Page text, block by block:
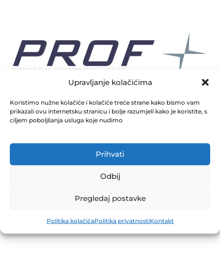
Upravljanje kolačićima
Koristimo nužne kolačiće i kolačiće treće strane kako bismo vam
prikazali ovu internetsku stranicu i bolje razumjeli kako je koristite, s
ciljem poboljšanja usluga koje nudimo
Prihvati
Odbij
Pregledaj postavke
Politika kolačićaPolitika privatnostiKontakt
Obrazac izvještaja o događaju koji bitno utiče na